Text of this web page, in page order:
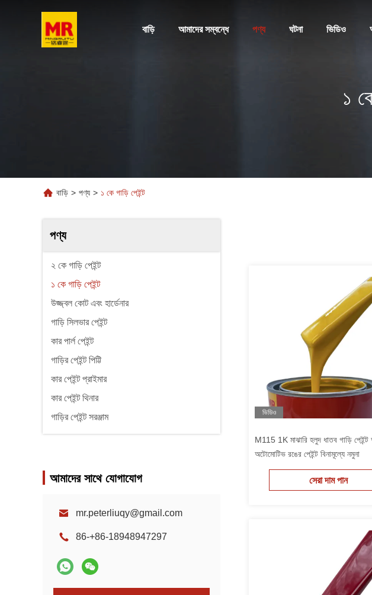
বাড়ি আমাদের সম্বন্ধে পণ্য ঘটনা ভিডিও
১
বাড়ি > পণ্য > ১ কে গাড়ি পেইন্ট
পণ্য
২ কে গাড়ি পেইন্ট
১ কে গাড়ি পেইন্ট
উজ্জ্বল কোট এবং হার্ডেনার
গাড়ি সিলভার পেইন্ট
কার পার্ল পেইন্ট
গাড়ির পেইন্ট পিট্টি
কার পেইন্ট প্রাইমার
কার পেইন্ট থিনার
গাড়ির পেইন্ট সরঞ্জাম
আমাদের সাথে যোগাযোগ
mr.peterliuqy@gmail.com
86-+86-18948947297
ভিডিও
M115 1K মাঝারি হলুদ ধাতব গাড়ি পেইন্ট
অটোমোটিভ রঙের পেইন্ট বিনামূল্যে নমুনা
সেরা দাম পান